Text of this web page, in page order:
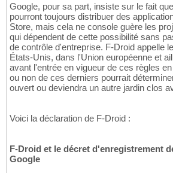
Google, pour sa part, insiste sur le fait
pourront toujours distribuer des
Store, mais cela ne console guère les
qui dépendent de cette possibilité sans
de contrôle d'entreprise. F-Droid appelle
États-Unis, dans l'Union européenne et
avant l'entrée en vigueur de ces règles
ou non de ces derniers pourrait
ouvert ou deviendra un autre jardin clos
Voici la déclaration de F-Droid :
F-Droid et le décret d'enregistrement
Google